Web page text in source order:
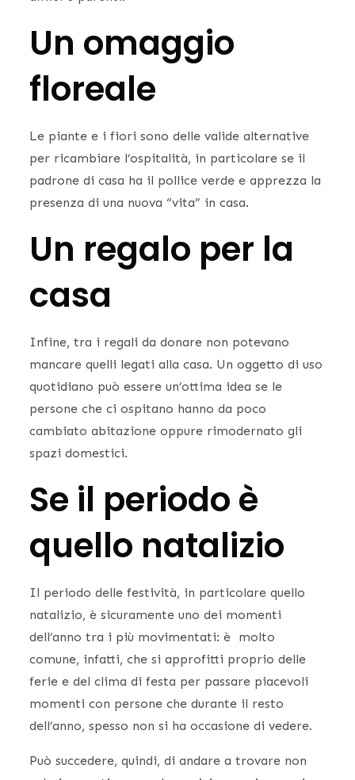
Un omaggio
floreale
Le piante e i fiori sono delle valide alternative
per ricambiare l’ospitalità, in particolare se il
padrone di casa ha il pollice verde e apprezza la
presenza di una nuova “vita” in casa.
Un regalo per la
casa
Infine, tra i regali da donare non potevano
mancare quelli legati alla casa. Un oggetto di uso
quotidiano può essere un’ottima idea se le
persone che ci ospitano hanno da poco
cambiato abitazione oppure rimodernato gli
spazi domestici.
Se il periodo è
quello natalizio
Il periodo delle festività, in particolare quello
natalizio, è sicuramente uno dei momenti
dell’anno tra i più movimentati: è molto
comune, infatti, che si approfitti proprio delle
ferie e del clima di festa per passare piacevoli
momenti con persone che durante il resto
dell’anno, spesso non si ha occasione di vedere.
Può succedere, quindi, di andare a trovare non